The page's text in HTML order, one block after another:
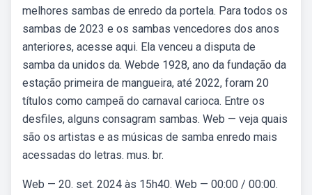
melhores sambas de enredo da portela. Para todos os
sambas de 2023 e os sambas vencedores dos anos
anteriores, acesse aqui. Ela venceu a disputa de
samba da unidos da. Webde 1928, ano da fundação da
estação primeira de mangueira, até 2022, foram 20
títulos como campeã do carnaval carioca. Entre os
desfiles, alguns consagram sambas. Web — veja quais
são os artistas e as músicas de samba enredo mais
acessadas do letras. mus. br.
Web — 20. set. 2024 às 15h40. Web — 00:00 / 00:00.